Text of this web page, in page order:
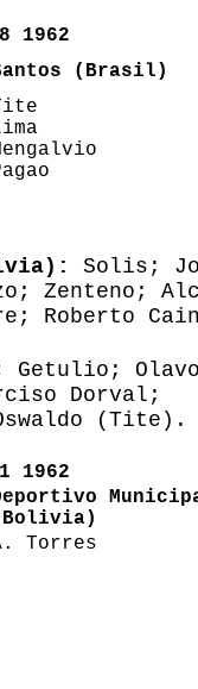
1962
(Brasil)
Solis;
Zenteno;
Roberto
Getulio;
Dorval;
(Tite).
1962
Torres